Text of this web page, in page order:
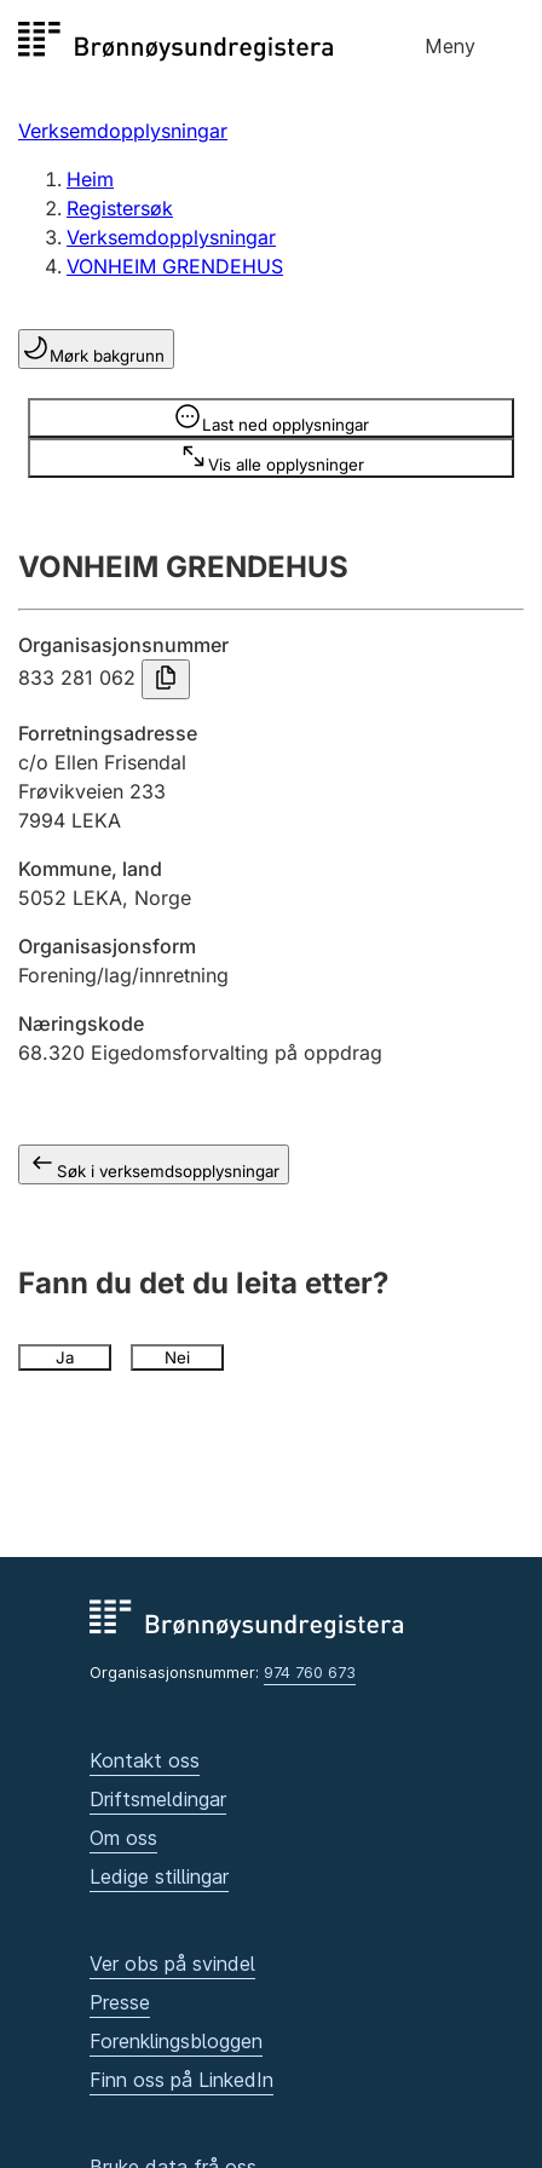
til
Meny
Registersøk
Aksjeselskap
Enkeltpersonføretak
Registrere, endre, slette
Lag og foreining
Registrere, endre, slette
Årsrekneskap
Innsending og forseinkingsgebyr
Tinglysing
Jeger
Betaling og jegeravgiftskort
Ektepaktrettleiaren
Verksemdopplysningar
Heim
Registersøk
Verksemdopplysningar
VONHEIM GRENDEHUS
Mørk bakgrunn
Last ned opplysningar
Vis alle opplysninger
Opplysninger er skjult
VONHEIM GRENDEHUS
Organisasjonsnummer
833 281 062
Forretningsadresse
c/o Ellen Frisendal
Frøvikveien 233
7994 LEKA
Kommune, land
5052 LEKA, Norge
Organisasjonsform
Forening/lag/innretning
Næringskode
68.320 Eigedomsforvalting på oppdrag
Søk i verksemdsopplysningar
Fann du det du leita etter?
Ja Nei
Organisasjonsnummer: 974 760 673
Kontakt oss
Driftsmeldingar
Om oss
Ledige stillingar
Ver obs på svindel
Presse
Forenklingsbloggen
Finn oss på LinkedIn